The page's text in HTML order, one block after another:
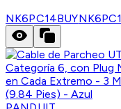
NK6PC14BUY